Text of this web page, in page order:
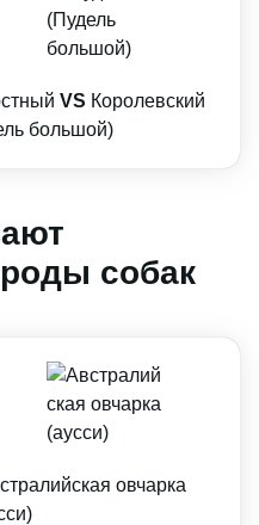
VS Королевский
большой)
собак
овчарка